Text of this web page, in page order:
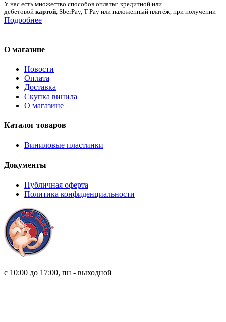
У нас есть множество способов оплаты: кредитной или
дебетовой картой, SberPay, T-Pay или наложенный платёж, при получении
Подробнее
О магазине
Новости
Оплата
Доставка
Скупка винила
О магазине
Каталог товаров
Виниловые пластинки
Документы
Публичная оферта
Политика конфиденциальности
с 10:00 до 17:00, пн - выходной